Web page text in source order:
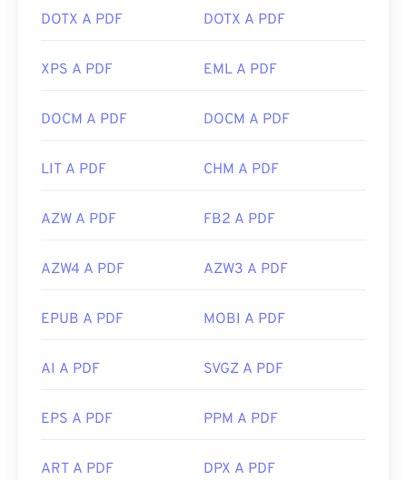
DOTX A PDF DOTX A PDF
XPS A PDF EML A PDF
DOCM A PDF DOCM A PDF
LIT A PDF CHM A PDF
AZW A PDF FB2 A PDF
AZW4 A PDF AZW3 A PDF
EPUB A PDF MOBI A PDF
AI A PDF SVGZ A PDF
EPS A PDF PPM A PDF
ART A PDF DPX A PDF